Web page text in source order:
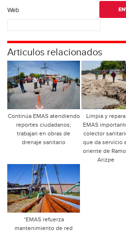
Web
Articulos relacionados
Continúa EMAS atendiendo
reportes ciudadanos;
trabajan en obras de
drenaje sanitario
Limpia y repara
EMAS
colector
que da servicio
oriente de
Arizpe
*EMAS refuerza
mantenimiento de red